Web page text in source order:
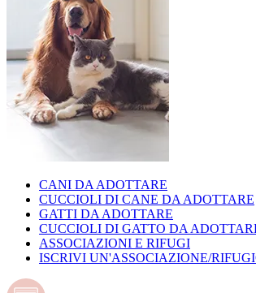
CANI DA ADOTTARE
CUCCIOLI DI CANE DA ADOTTARE
GATTI DA ADOTTARE
CUCCIOLI DI GATTO DA
ASSOCIAZIONI E RIFUGI
ISCRIVI UN'ASSOCIAZIONE/